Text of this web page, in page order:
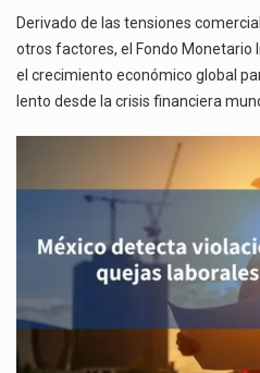
Derivado de las tensiones
otros factores, el Fondo Monetario
el crecimiento económico global
lento desde la crisis financiera